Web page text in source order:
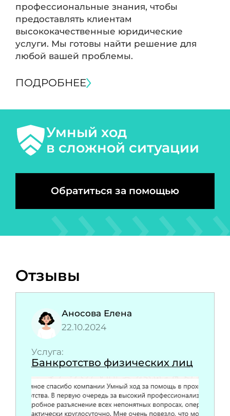
профессиональные знания, чтобы
предоставлять клиентам
высококачественные юридические
услуги. Мы готовы найти решение для
любой вашей проблемы.
ПОДРОБНЕЕ
Умный ход
в сложной ситуации
Обратиться за помощью
Отзывы
Аносова Елена
22.10.2024
Услуга:
Банкротство физических лиц